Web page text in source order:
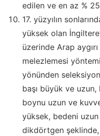
edilen ve en az %
17. yüzyılın
yüksek olan
üzerinde Arap
melezlemesi
yönünden
başı büyük ve
boynu uzun ve
yüksek, bedeni uzun
dikdörtgen